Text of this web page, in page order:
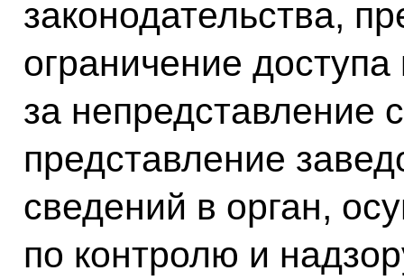
законодательства,
ограничение
за непредставление
представление
сведений в орган,
по контролю и